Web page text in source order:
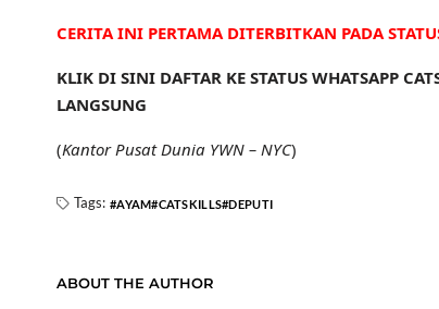
CERITA INI PERTAMA DITERBITKAN PADA
KLIK DI SINI DAFTAR KE STATUS WHATSAPP
LANGSUNG
(Kantor Pusat Dunia YWN – NYC)
Tags: AYAM CATSKILLS DEPUTI
ABOUT THE AUTHOR